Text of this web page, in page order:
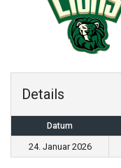
Details
Datum
24. Januar 2026